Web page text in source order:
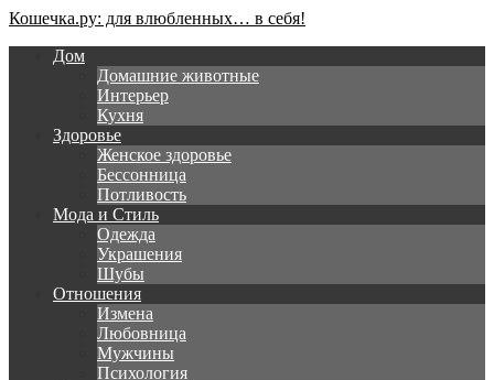
Кошечка.ру: для влюбленных… в себя!
Дом
Домашние животные
Интерьер
Кухня
Здоровье
Женское здоровье
Бессонница
Потливость
Мода и Стиль
Одежда
Украшения
Шубы
Отношения
Измена
Любовница
Мужчины
Психология